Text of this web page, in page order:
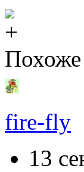
fire-fly
13